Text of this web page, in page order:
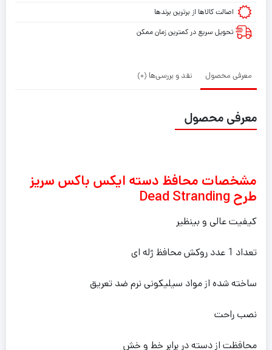
اصالت کالاها از برترین برندها
تحویل سریع در کمترین زمان ممکن
معرفی محصول نقد و بررسی‌ها (0)
معرفی محصول
مشخصات محافظ دسته ایکس باکس سریز
طرح Dead Stranding
کیفیت عالی و بینظیر
تعداد 1 عدد روکش محافظ ژله ای
ساخته شده از مواد سیلیکونی نرم ضد تعریق
نصب راحت
محافظت از دسته در برابر خط و خش